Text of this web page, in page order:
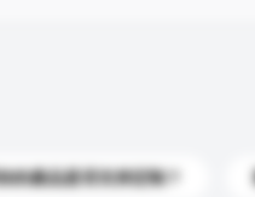
的產品是否支持定制？